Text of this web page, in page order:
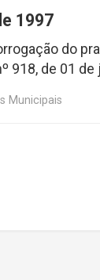
1997
do
918, de 01
Municipais